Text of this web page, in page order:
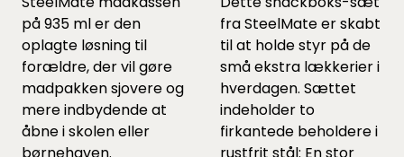
på 935 ml er den
oplagte løsning til
forældre, der vil gøre
madpakken sjovere og
mere indbydende at
åbne i skolen eller
børnehaven.
fra SteelMate er skabt
til at holde styr på de
små ekstra lækkerier i
hverdagen. Sættet
indeholder to
firkantede beholdere i
rustfrit stål: En stor